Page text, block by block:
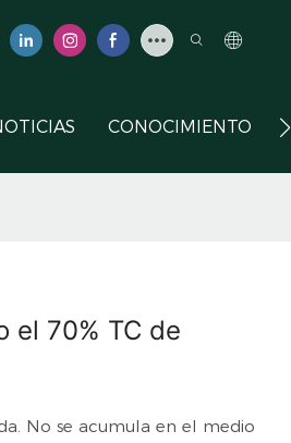
CONOCIMIENTO
el 70% TC de
No se acumula en el medio